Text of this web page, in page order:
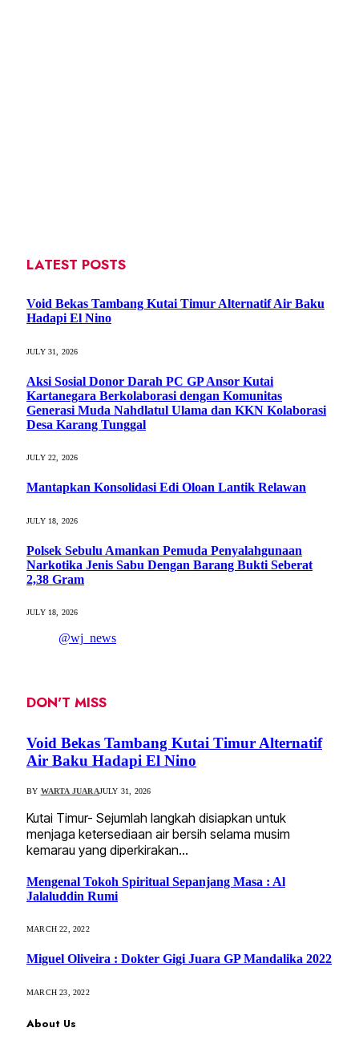
LATEST POSTS
Void Bekas Tambang Kutai Timur Alternatif Air Baku
Hadapi El Nino
JULY 31, 2026
Aksi Sosial Donor Darah PC GP Ansor Kutai
Kartanegara Berkolaborasi dengan Komunitas
Generasi Muda Nahdlatul Ulama dan KKN Kolaborasi
Desa Karang Tunggal
JULY 22, 2026
Mantapkan Konsolidasi Edi Oloan Lantik Relawan
JULY 18, 2026
Polsek Sebulu Amankan Pemuda Penyalahgunaan
Narkotika Jenis Sabu Dengan Barang Bukti Seberat
2,38 Gram
JULY 18, 2026
@wj_news
DON'T MISS
Void Bekas Tambang Kutai Timur Alternatif
Air Baku Hadapi El Nino
BY WARTA JUARAJULY 31, 2026
Kutai Timur- Sejumlah langkah disiapkan untuk
menjaga ketersediaan air bersih selama musim
kemarau yang diperkirakan…
Mengenal Tokoh Spiritual Sepanjang Masa : Al
Jalaluddin Rumi
MARCH 22, 2022
Miguel Oliveira : Dokter Gigi Juara GP Mandalika 2022
MARCH 23, 2022
About Us